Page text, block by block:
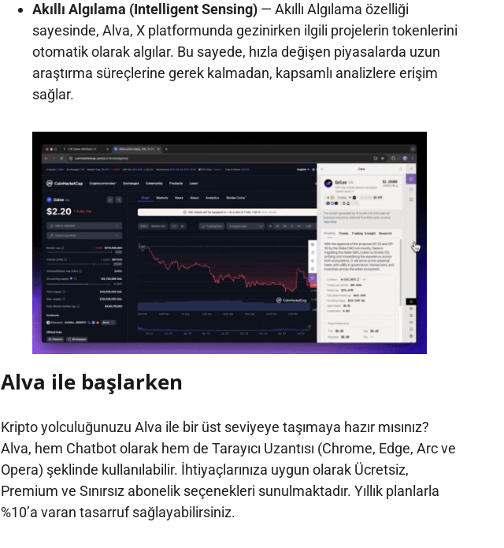
Akıllı Algılama (Intelligent Sensing)— Akıllı Algılama özelliği
sayesinde, Alva, X platformunda gezinirken ilgili projelerin tokenlerini
otomatik olarak algılar. Bu sayede, hızla değişen piyasalarda uzun
araştırma süreçlerine gerek kalmadan, kapsamlı analizlere erişim
sağlar.
Alva ile başlarken
Kripto yolculuğunuzu Alva ile bir üst seviyeye taşımaya hazır mısınız?
Alva, hem Chatbot olarak hem de Tarayıcı Uzantısı (Chrome, Edge, Arc ve
Opera) şeklinde kullanılabilir. İhtiyaçlarınıza uygun olarak Ücretsiz,
Premium ve Sınırsız abonelik seçenekleri sunulmaktadır. Yıllık planlarla
%10’a varan tasarruf sağlayabilirsiniz.